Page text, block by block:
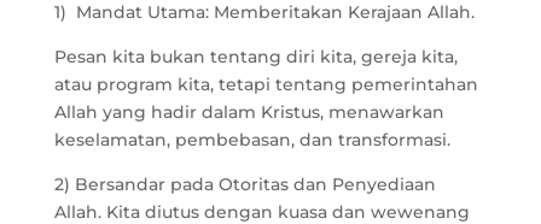
1) Mandat Utama: Memberitakan Kerajaan Allah.
Pesan kita bukan tentang diri kita, gereja kita,
atau program kita, tetapi tentang pemerintahan
Allah yang hadir dalam Kristus, menawarkan
keselamatan, pembebasan, dan transformasi.
2) Bersandar pada Otoritas dan Penyediaan
Allah. Kita diutus dengan kuasa dan wewenang